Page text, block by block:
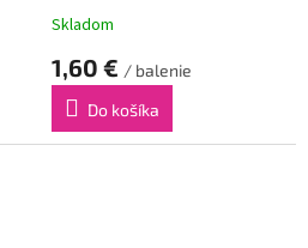
Skladom
1,60 € / balenie
Do košíka